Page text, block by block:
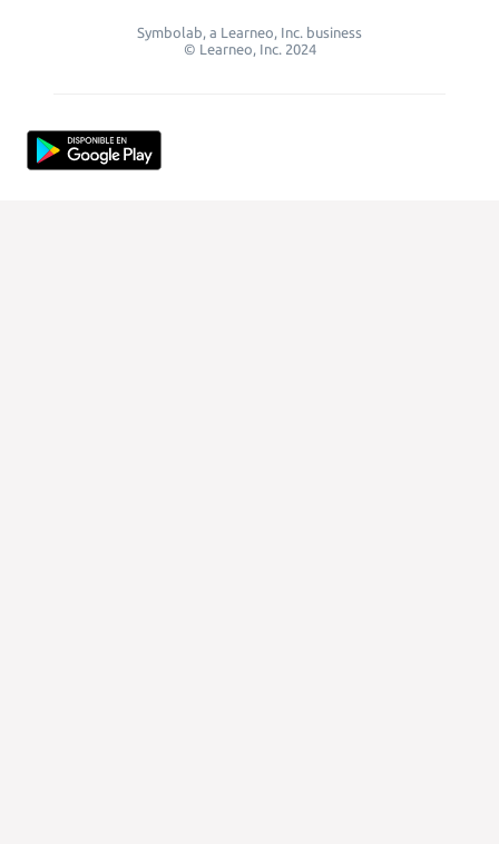
Symbolab, a Learneo, Inc. business
© Learneo, Inc. 2024